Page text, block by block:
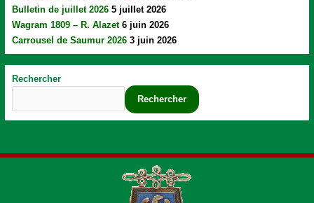
Bulletin de juillet 2026 5 juillet 2026
Wagram 1809 – R. Alazet 6 juin 2026
Carrousel de Saumur 2026 3 juin 2026
Rechercher
Rechercher